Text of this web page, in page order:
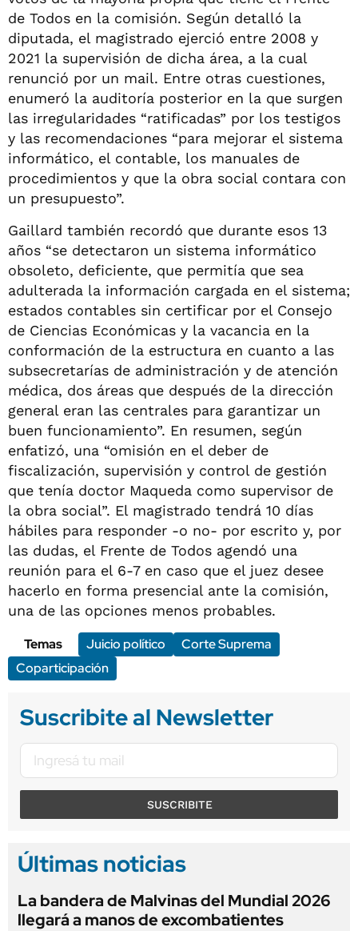
de Todos en la comisión. Según detalló la
diputada, el magistrado ejerció entre 2008 y
2021 la supervisión de dicha área, a la cual
renunció por un mail. Entre otras cuestiones,
enumeró la auditoría posterior en la que surgen
las irregularidades “ratificadas” por los testigos
y las recomendaciones “para mejorar el sistema
informático, el contable, los manuales de
procedimientos y que la obra social contara con
un presupuesto”.
Gaillard también recordó que durante esos 13
años “se detectaron un sistema informático
obsoleto, deficiente, que permitía que sea
adulterada la información cargada en el sistema;
estados contables sin certificar por el Consejo
de Ciencias Económicas y la vacancia en la
conformación de la estructura en cuanto a las
subsecretarías de administración y de atención
médica, dos áreas que después de la dirección
general eran las centrales para garantizar un
buen funcionamiento”. En resumen, según
enfatizó, una “omisión en el deber de
fiscalización, supervisión y control de gestión
que tenía doctor Maqueda como supervisor de
la obra social”. El magistrado tendrá 10 días
hábiles para responder -o no- por escrito y, por
las dudas, el Frente de Todos agendó una
reunión para el 6-7 en caso que el juez desee
hacerlo en forma presencial ante la comisión,
una de las opciones menos probables.
Temas
Juicio político
Corte Suprema
Coparticipación
Suscribite al Newsletter
SUSCRIBITE
Últimas noticias
La bandera de Malvinas del Mundial 2026
llegará a manos de excombatientes